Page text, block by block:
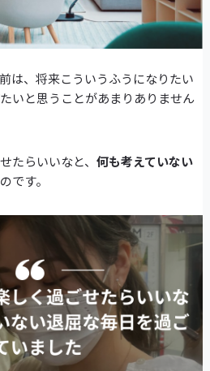
は、将来こういうふうになりたい
いと思うことがあまりありません
たらいいなと、 何も考えていない
のです。